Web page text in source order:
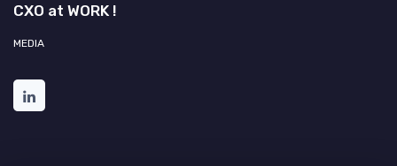
CXO at WORK !
MEDIA